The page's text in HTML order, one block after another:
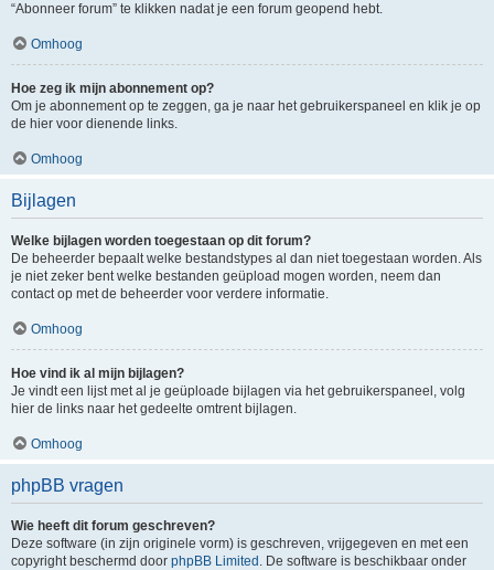
“Abonneer forum” te klikken nadat je een forum geopend hebt.
Omhoog
Hoe zeg ik mijn abonnement op?
Om je abonnement op te zeggen, ga je naar het gebruikerspaneel en klik je op
de hier voor dienende links.
Omhoog
Bijlagen
Welke bijlagen worden toegestaan op dit forum?
De beheerder bepaalt welke bestandstypes al dan niet toegestaan worden. Als
je niet zeker bent welke bestanden geüpload mogen worden, neem dan
contact op met de beheerder voor verdere informatie.
Omhoog
Hoe vind ik al mijn bijlagen?
Je vindt een lijst met al je geüploade bijlagen via het gebruikerspaneel, volg
hier de links naar het gedeelte omtrent bijlagen.
Omhoog
phpBB vragen
Wie heeft dit forum geschreven?
Deze software (in zijn originele vorm) is geschreven, vrijgegeven en met een
copyright beschermd door phpBB Limited . De software is beschikbaar onder